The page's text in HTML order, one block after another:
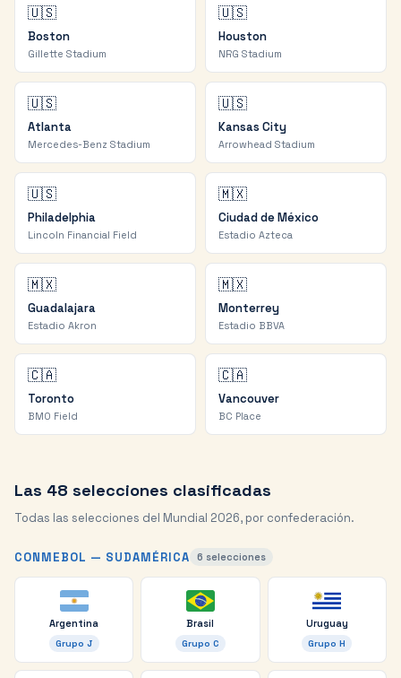
🇺🇸
Boston
Gillette Stadium
🇺🇸
Houston
NRG Stadium
🇺🇸
Atlanta
Mercedes-Benz Stadium
🇺🇸
Kansas City
Arrowhead Stadium
🇺🇸
Philadelphia
Lincoln Financial Field
🇲🇽
Ciudad de México
Estadio Azteca
🇲🇽
Guadalajara
Estadio Akron
🇲🇽
Monterrey
Estadio BBVA
🇨🇦
Toronto
BMO Field
🇨🇦
Vancouver
BC Place
Las 48 selecciones clasificadas
Todas las selecciones del Mundial 2026, por confederación.
CONMEBOL — SUDAMÉRICA 6 selecciones
Argentina
Grupo J
Brasil
Grupo C
Uruguay
GrupoH